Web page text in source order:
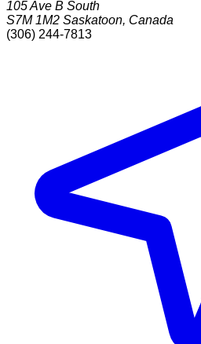
105 Ave B South
S7M 1M2 Saskatoon, Canada
(306) 244-7813